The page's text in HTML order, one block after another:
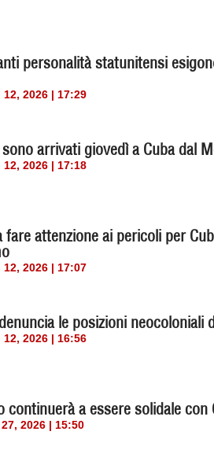
personalità statunitensi
2026 | 17:29
arrivati giovedì a Cuba dal
2026 | 17:18
fare attenzione ai pericoli per
2026 | 17:07
le posizioni neocoloniali
2026 | 16:56
continuerà a essere solidale
2026 | 15:50